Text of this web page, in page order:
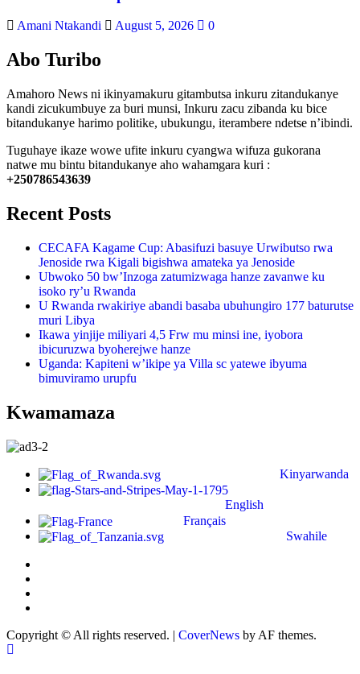
Amani Ntakandi August 5, 2026 0
Abo Turibo
Amahoro News ni ikinyamakuru gitambutsa inkuru zitandukanye
kandi zicukumbuye za buri munsi, Inkuru zacu zibanda ku bice
bitandukanye harimo politike, ubukungu, iterambere ndetse n’ibindi.
Tuguhaye ikaze wowe ufite inkuru cyangwa wifuza gukorana
natwe mu bintu bitandukanye aho wahamgara kuri :
+250786543639
Recent Posts
CECAFA Kagame Cup: Abasifuzi basuye Urwibutso rwa
Jenoside rwa Kigali bigishwa amateka ya Jenoside
Ubwoko 50 bw’Inzoga zatumizwaga hanze zavanwe ku
isoko ry’u Rwanda
U Rwanda rwakiriye abandi basaba ubuhungiro 177 baturutse
muri Libya
Ikawa yinjije miliyari 4,5 Frw mu minsi ine, iyobora
ibicuruzwa byoherejwe hanze
Uganda: Kapiteni w’ikipe ya Villa sc yatewe ibyuma
bimuviramo urupfu
Kwamamaza
Kinyarwanda
English
Français
Swahile
Copyright © All rights reserved. | CoverNews by AF themes.